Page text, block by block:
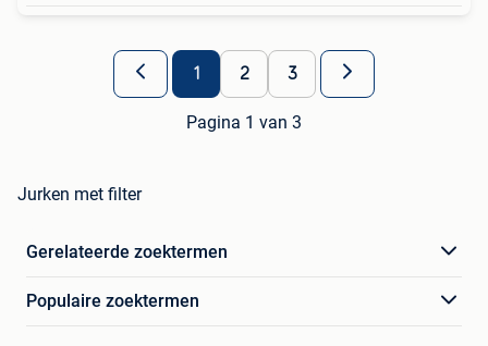
1 2 3
Pagina 1 van 3
Jurken met filter
Gerelateerde zoektermen
Populaire zoektermen